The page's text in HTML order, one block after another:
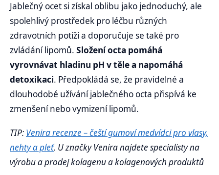
Jablečný ocet si získal oblibu jako jednoduchý, ale
spolehlivý prostředek pro léčbu různých
zdravotních potíží a doporučuje se také pro
zvládání lipomů. Složení octa pomáhá
vyrovnávat hladinu pH v těle a napomáhá
detoxikaci. Předpokládá se, že pravidelné a
dlouhodobé užívání jablečného octa přispívá ke
zmenšení nebo vymizení lipomů.
TIP: Venira recenze – čeští gumoví medvídci pro vlasy,
nehty a pleť. U značky Venira najdete specialisty na
výrobu a prodej kolagenu a kolagenových produktů